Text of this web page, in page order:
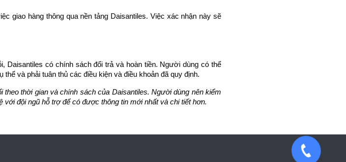
giao hàng thông qua nền tảng Daisantiles. Việc xác nhận này sẽ
Daisantiles có chính sách đổi trả và hoàn tiền. Người dùng có thể
và phải tuân thủ các điều kiện và điều khoản đã quy định.
thời gian và chính sách của Daisantiles. Người dùng nên kiểm
đội ngũ hỗ trợ để có được thông tin mới nhất và chi tiết hơn.